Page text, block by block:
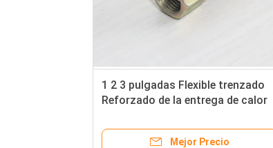
1 2 3 pulgadas Flexible trenzado
Reforzado de la entrega de calor
combustible ensamblaje de goma
Mejor Precio